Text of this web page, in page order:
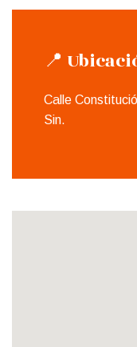
📍
Calle
Sin.